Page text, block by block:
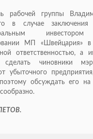
рабочей группы
в случае заключения
инвестором
МП «Швейцария» в
ответственностью, а
сделать чиновники
убыточного
обсуждать его на